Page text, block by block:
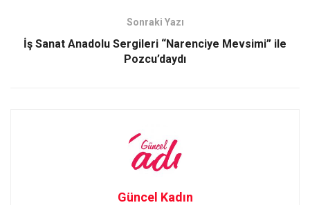
Sonraki Yazı
İş Sanat Anadolu Sergileri “Narenciye Mevsimi” ile
Pozcu’daydı
Güncel Kadın